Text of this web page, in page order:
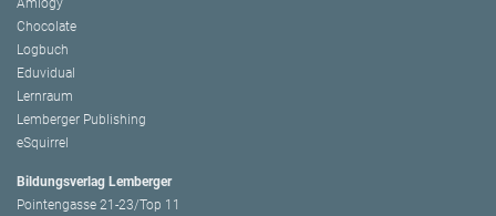
Chocolate
Logbuch
Eduvidual
Lernraum
Lemberger Publishing
eSquirrel
Bildungsverlag Lemberger
Pointengasse 21-23/Top 11